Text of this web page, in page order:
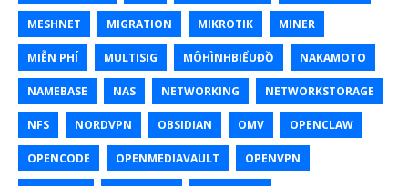
MESHNET MIGRATION MIKROTIK MINER
MIỄN PHÍ MULTISIG MÔHÌNHBIỂUĐỒ NAKAMOTO
NAMEBASE NAS NETWORKING NETWORKSTORAGE
NFS NORDVPN OBSIDIAN OMV OPENCLAW
OPENCODE OPENMEDIAVAULT OPENVPN